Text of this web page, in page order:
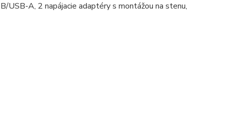
USB-A, 2 napájacie adaptéry s montážou na stenu,